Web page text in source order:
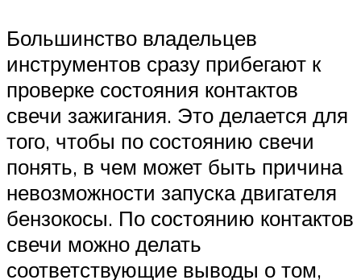
Большинство владельцев
инструментов сразу прибегают к
проверке состояния контактов
свечи зажигания. Это делается для
того, чтобы по состоянию свечи
понять, в чем может быть причина
невозможности запуска двигателя
бензокосы. По состоянию контактов
свечи можно делать
соответствующие выводы о том,